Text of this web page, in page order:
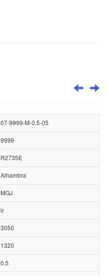
07-9999-M-0.5-05
9999
R2735E
Alhambra
MGJ
ir
3050
1320
0.5